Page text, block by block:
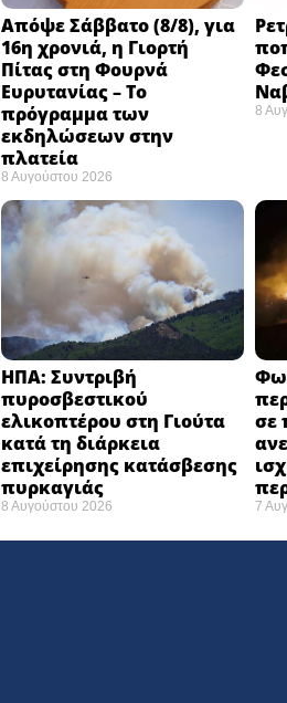
Απόψε Σάββατο (8/8), για
16η χρονιά, η Γιορτή
Πίτας στη Φουρνά
Ευρυτανίας – Το
πρόγραμμα των
εκδηλώσεων στην
πλατεία
8 Αυγούστου 2026
8
ΗΠΑ: Συντριβή
πυροσβεστικού
ελικοπτέρου στη Γιούτα
κατά τη διάρκεια
επιχείρησης κατάσβεσης
πυρκαγιάς ​
8 Αυγούστου 2026
σε
7